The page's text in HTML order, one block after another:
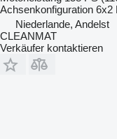
Achsenkonfiguration 6x2
Niederlande, Andelst
CLEANMAT
Verkäufer kontaktieren